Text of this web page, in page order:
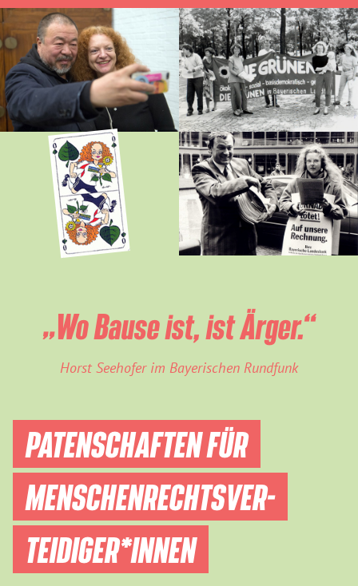
„Wo Bause ist, ist Ärger.“
Horst Seehofer im Bayerischen Rundfunk
PATENSCHAFTEN FÜR
MENSCHEN­RECHTS­VER­
TEIDIGER­*INNEN